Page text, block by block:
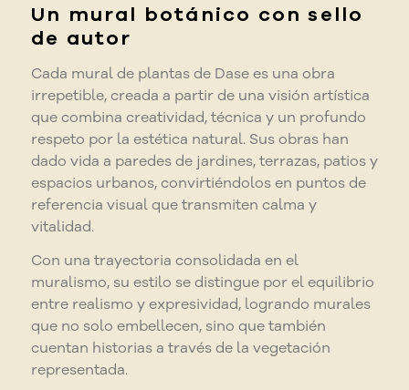
Un mural botánico con sello
de autor
Cada mural de plantas de Dase es una obra
irrepetible, creada a partir de una visión artística
que combina creatividad, técnica y un profundo
respeto por la estética natural. Sus obras han
dado vida a paredes de jardines, terrazas, patios y
espacios urbanos, convirtiéndolos en puntos de
referencia visual que transmiten calma y
vitalidad.
Con una trayectoria consolidada en el
muralismo, su estilo se distingue por el equilibrio
entre realismo y expresividad, logrando murales
que no solo embellecen, sino que también
cuentan historias a través de la vegetación
representada.